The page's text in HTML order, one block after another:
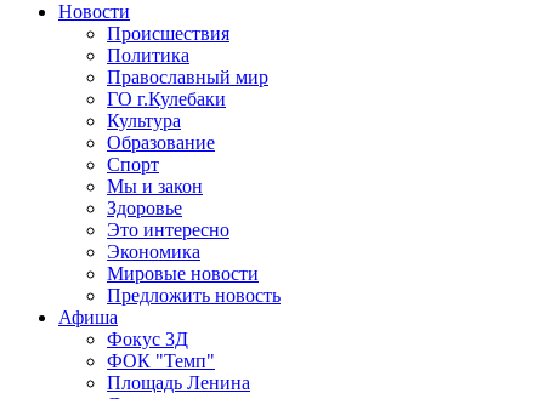
Новости
Происшествия
Политика
Православный мир
ГО г.Кулебаки
Культура
Образование
Спорт
Мы и закон
Здоровье
Это интересно
Экономика
Мировые новости
Предложить новость
Афиша
Фокус 3Д
ФОК "Темп"
Площадь Ленина